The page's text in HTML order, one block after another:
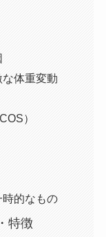
体重変動
）
的なもの
特徴